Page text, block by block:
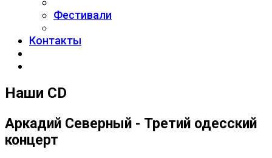
Фестивали
Контакты
Наши CD
Аркадий Северный - Третий одесский
концерт